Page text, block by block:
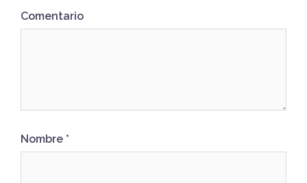
Comentario
Nombre *